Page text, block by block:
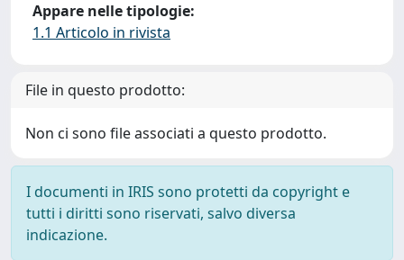
Appare nelle tipologie:
1.1 Articolo in rivista
File in questo prodotto:
Non ci sono file associati a questo prodotto.
I documenti in IRIS sono protetti da copyright e
tutti i diritti sono riservati, salvo diversa
indicazione.